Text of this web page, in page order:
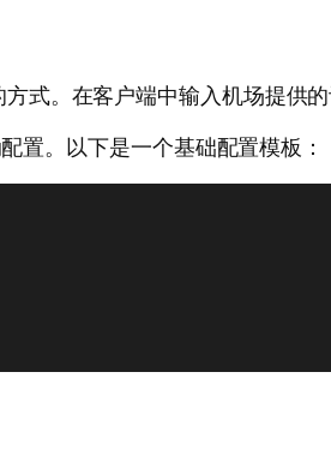
式。在客户端中输入机场提供
置。以下是一个基础配置模板：